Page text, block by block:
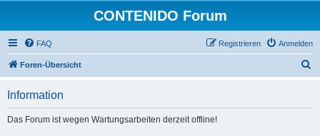
CONTENIDO Forum
FAQ Anmelden
Registrieren
Foren-Übersicht
Information
Das Forum ist wegen Wartungsarbeiten derzeit offline!